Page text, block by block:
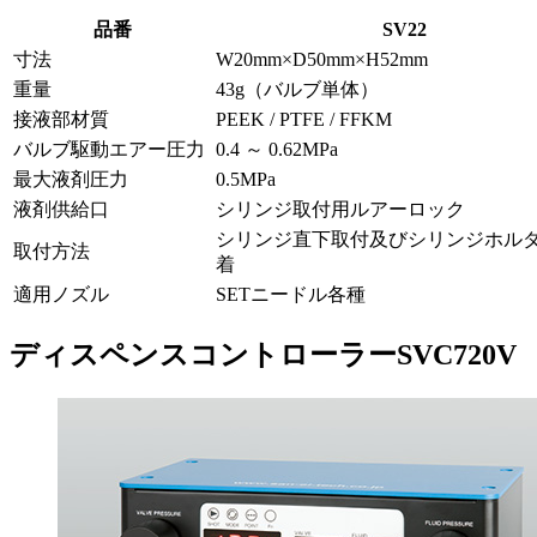
品番
SV22
寸法
W20mm×D50mm×H52mm
重量
43g（バルブ単体）
接液部材質
PEEK / PTFE / FFKM
バルブ駆動エアー圧力
0.4 ～ 0.62MPa
最大液剤圧力
0.5MPa
液剤供給口
シリンジ取付用ルアーロック
取付方法
シリンジ直下取付及びシリンジホル
着
適用ノズル
SETニードル各種
ディスペンスコントローラーSVC720V